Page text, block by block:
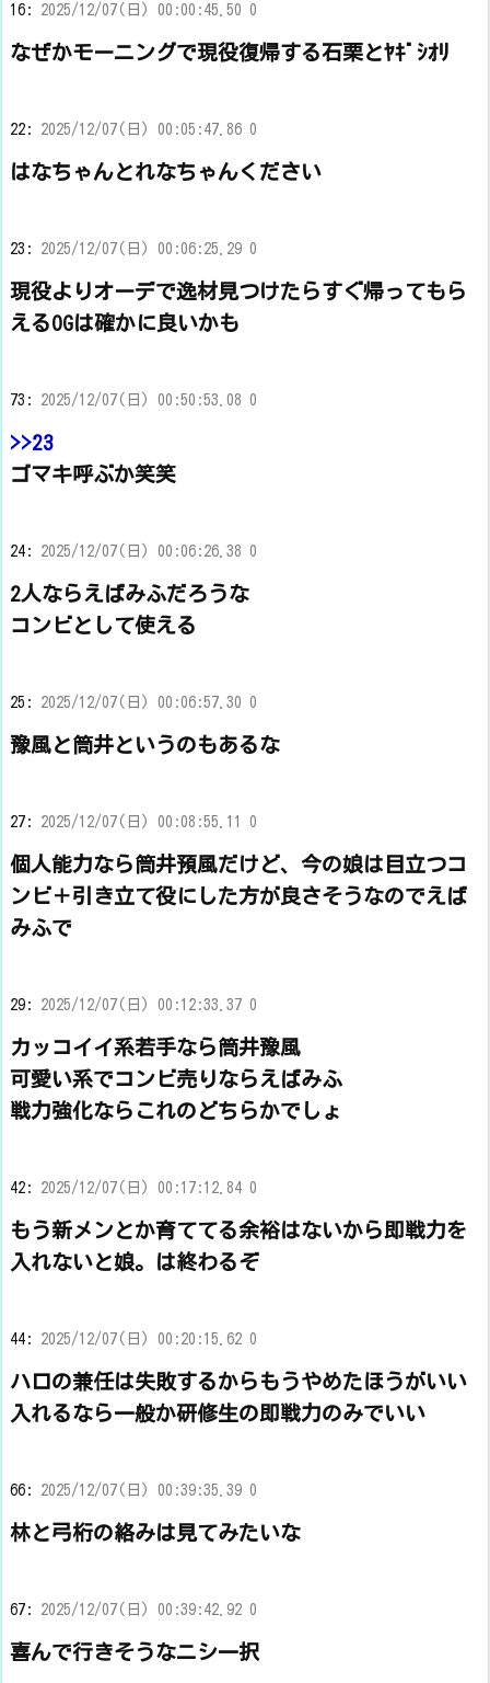
16: 2025/12/07(日) 00:00:45.50 0
なぜかモーニングで現役復帰する石栗とﾔｷﾞｼｵﾘ
22: 2025/12/07(日) 00:05:47.86 0
はなちゃんとれなちゃんください
23: 2025/12/07(日) 00:06:25.29 0
現役よりオーデで逸材見つけたらすぐ帰ってもら
えるOGは確かに良いかも
73: 2025/12/07(日) 00:50:53.08 0
>>23
ゴマキ呼ぶか笑笑
24: 2025/12/07(日) 00:06:26.38 0
2人ならえばみふだろうな
コンビとして使える
25: 2025/12/07(日) 00:06:57.30 0
豫風と筒井というのもあるな
27: 2025/12/07(日) 00:08:55.11 0
個人能力なら筒井預風だけど、今の娘は目立つコ
ンビ＋引き立て役にした方が良さそうなのでえば
みふで
29: 2025/12/07(日) 00:12:33.37 0
カッコイイ系若手なら筒井豫風
可愛い系でコンビ売りならえばみふ
戦力強化ならこれのどちらかでしょ
42: 2025/12/07(日) 00:17:12.84 0
もう新メンとか育ててる余裕はないから即戦力を
入れないと娘。は終わるぞ
44: 2025/12/07(日) 00:20:15.62 0
ハロの兼任は失敗するからもうやめたほうがいい
入れるなら一般か研修生の即戦力のみでいい
66: 2025/12/07(日) 00:39:35.39 0
林と弓桁の絡みは見てみたいな
67: 2025/12/07(日) 00:39:42.92 0
喜んで行きそうなニシ一択